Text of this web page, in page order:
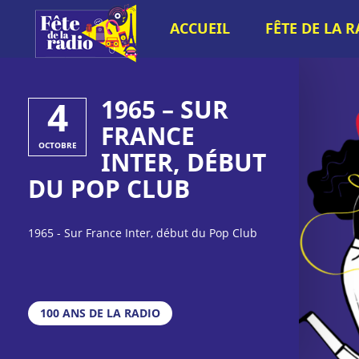
ACCUEIL FÊTE DE LA
4
OCTOBRE
1965 – SUR
FRANCE
INTER, DÉBUT
DU POP CLUB
1965 - Sur France Inter, début du Pop Club
100 ANS DE LA RADIO